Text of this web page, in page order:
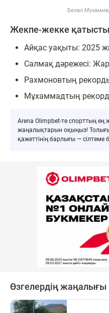
Белал
Жекпе-жекке қатысты
Айқас уақыты: 2025
Салмақ дәрежесі:
Рахмоновтың
Мұхаммадтың
Arena Olimpbet-те спорттың
жаңалықтарын оқыңыз!
қажеттінің барлығы — сілтеме